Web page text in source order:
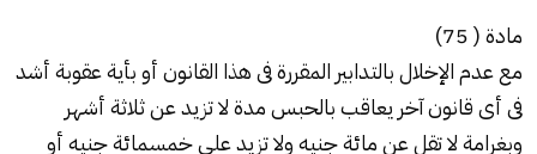
مادة ( 75)
مع عدم الإخلال بالتدابير المقررة فى هذا القانون أو بأية عقوبة أشد
فى أى قانون آخر يعاقب بالحبس مدة لا تزيد عن ثلاثة أشهر
وبغرامة لا تقل عن مائة جنيه ولا تزيد على خمسمائة جنيه أو